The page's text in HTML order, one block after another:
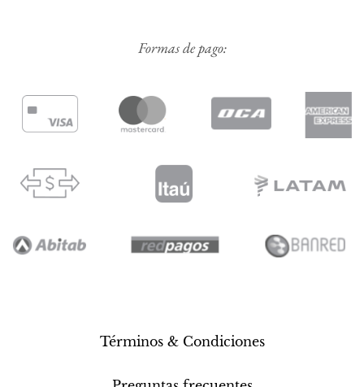
Formas de pago:
Términos & Condiciones